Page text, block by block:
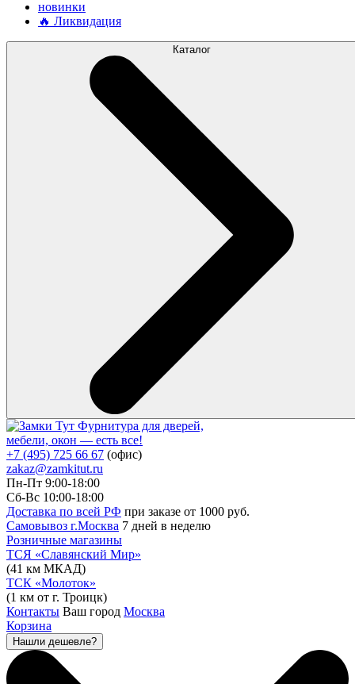
новинки
🔥 Ликвидация
Каталог
Фурнитура для дверей,
мебели, окон — есть все!
+7 (495) 725 66 67 (офис)
zakaz@zamkitut.ru
Пн-Пт 9:00-18:00
Сб-Вс 10:00-18:00
Доставка по всей РФ при заказе от 1000 руб.
Самовывоз г.Москва 7 дней в неделю
Розничные магазины
ТСЯ «Славянский Мир»
(41 км МКАД)
ТСК «Молоток»
(1 км от г. Троицк)
Контакты Ваш город Москва
Корзина
Нашли дешевле?